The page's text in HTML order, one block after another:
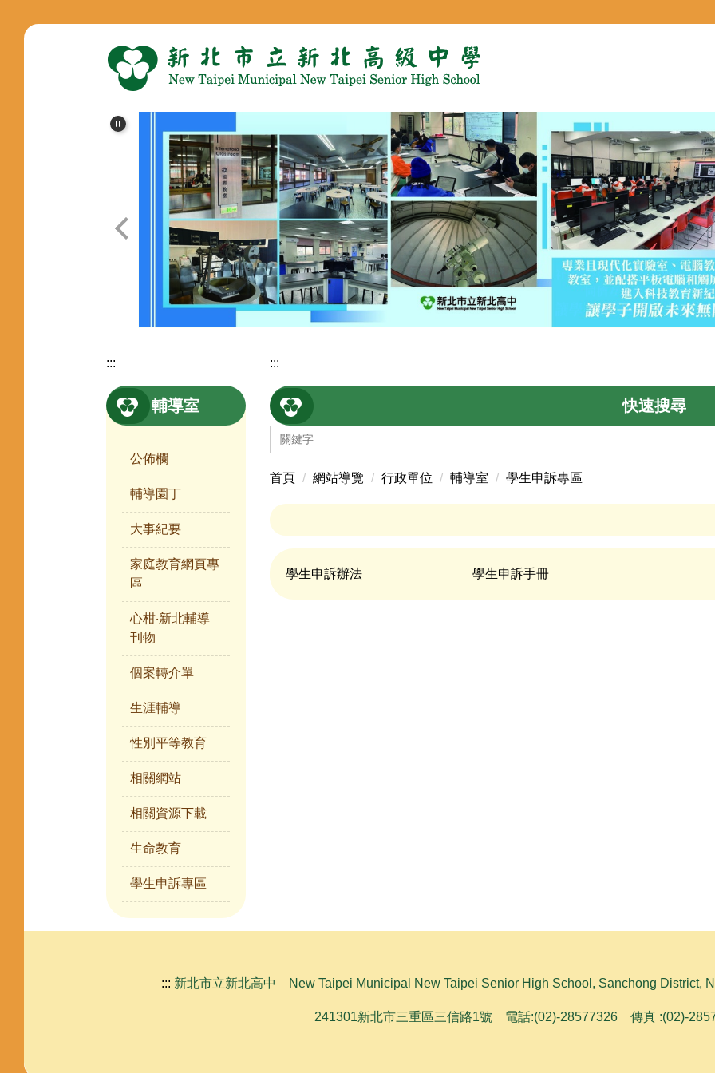
:::
輔導室
公佈欄
輔導園丁
大事紀要
家庭教育網頁專
區
心柑‧新北輔導
刊物
個案轉介單
生涯輔導
性別平等教育
相關網站
相關資源下載
生命教育
學生申訴專區
:::
快速搜尋
首頁 網站導覽 行政單位 輔導室 學生申訴專區
學生申訴辦法 學生申訴手冊
::: 新北市立新北高中 New Taipei Municipal New Taipei Senior High School, Sanchong District,
241301新北市三重區三信路1號 電話:(02)-28577326 傳真 :(02)-